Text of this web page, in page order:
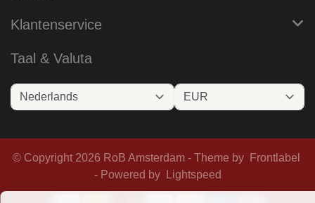
Klantenservice
Taal & Valuta
© Copyright 2026 RoB Amsterdam - Theme by
Frontlabel
- Powered by
Lightspeed